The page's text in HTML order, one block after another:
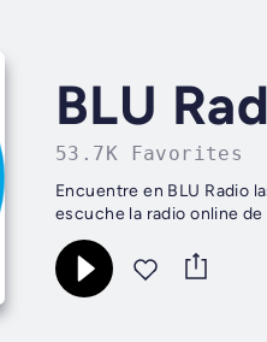
BLU
53.7K Favorites
Encuentre en BLU Radio
escuche la radio online de